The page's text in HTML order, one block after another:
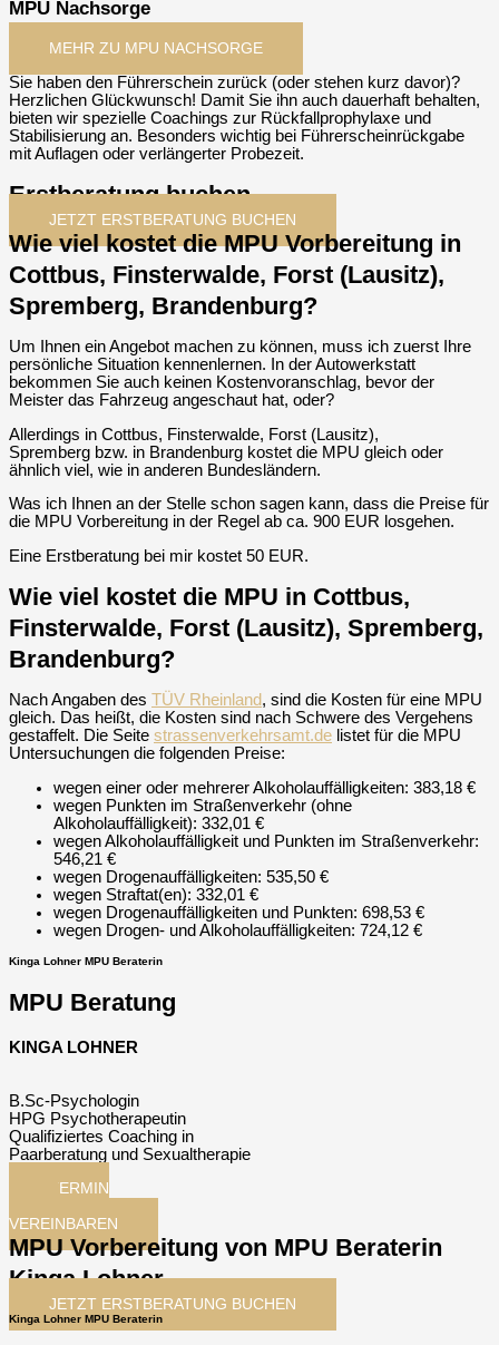
MPU Nachsorge
MEHR ZU MPU NACHSORGE
Sie haben den Führerschein zurück (oder stehen kurz davor)?
Herzlichen Glückwunsch! Damit Sie ihn auch dauerhaft behalten,
bieten wir spezielle Coachings zur Rückfallprophylaxe und
Stabilisierung an. Besonders wichtig bei Führerscheinrückgabe
mit Auflagen oder verlängerter Probezeit.
Erstberatung buchen
JETZT ERSTBERATUNG BUCHEN
Wie viel kostet die MPU Vorbereitung in
Cottbus, Finsterwalde, Forst (Lausitz),
Spremberg, Brandenburg?
Um Ihnen ein Angebot machen zu können, muss ich zuerst Ihre
persönliche Situation kennenlernen. In der Autowerkstatt
bekommen Sie auch keinen Kostenvoranschlag, bevor der
Meister das Fahrzeug angeschaut hat, oder?
Allerdings in Cottbus, Finsterwalde, Forst (Lausitz),
Spremberg bzw. in Brandenburg kostet die MPU gleich oder
ähnlich viel, wie in anderen Bundesländern.
Was ich Ihnen an der Stelle schon sagen kann, dass die Preise für
die MPU Vorbereitung in der Regel ab ca. 900 EUR losgehen.
Eine Erstberatung bei mir kostet 50 EUR.
Wie viel kostet die MPU in Cottbus,
Finsterwalde, Forst (Lausitz), Spremberg,
Brandenburg?
Nach Angaben des TÜV Rheinland, sind die Kosten für eine MPU
gleich. Das heißt, die Kosten sind nach Schwere des Vergehens
gestaffelt. Die Seite strassenverkehrsamt.de listet für die MPU
Untersuchungen die folgenden Preise:
wegen einer oder mehrerer Alkoholauffälligkeiten: 383,18 €
wegen Punkten im Straßenverkehr (ohne
Alkoholauffälligkeit): 332,01 €
wegen Alkoholauffälligkeit und Punkten im Straßenverkehr:
546,21 €
wegen Drogenauffälligkeiten: 535,50 €
wegen Straftat(en): 332,01 €
wegen Drogenauffälligkeiten und Punkten: 698,53 €
wegen Drogen- und Alkoholauffälligkeiten: 724,12 €
Kinga Lohner MPU Beraterin
MPU Beratung
KINGA LOHNER
B.Sc-Psychologin
HPG Psychotherapeutin
Qualifiziertes Coaching in
Paarberatung und Sexualtherapie
TERMIN
VEREINBAREN
MPU Vorbereitung von MPU Beraterin
Kinga Lohner
JETZT ERSTBERATUNG BUCHEN
Kinga Lohner MPU Beraterin